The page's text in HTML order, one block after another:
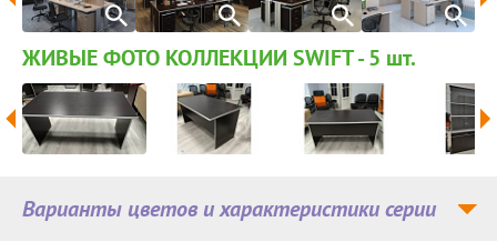
ЖИВЫЕ ФОТО КОЛЛЕКЦИИ SWIFT - 5 шт.
Варианты цветов и характеристики серии